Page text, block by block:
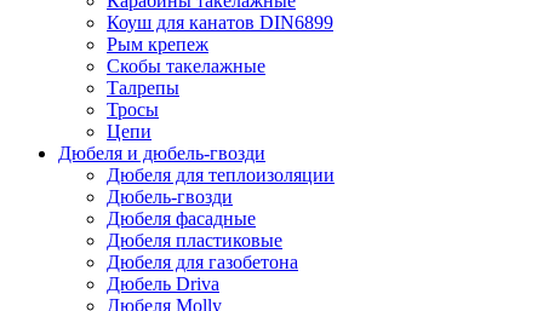
Коуш для канатов DIN6899
Рым крепеж
Скобы такелажные
Талрепы
Тросы
Цепи
Дюбеля и дюбель-гвозди
Дюбеля для теплоизоляции
Дюбель-гвозди
Дюбеля фасадные
Дюбеля пластиковые
Дюбеля для газобетона
Дюбель Driva
Дюбеля Molly